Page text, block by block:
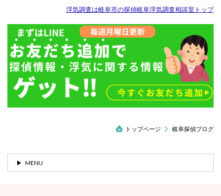
浮気調査は岐阜市の探偵岐阜浮気調査相談室トップ
トップページ 岐阜探偵ブログ
MENU